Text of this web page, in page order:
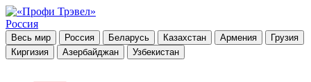
Россия
Весь мир Россия Беларусь Казахстан Армения
Грузия
Киргизия
Азербайджан Узбекистан